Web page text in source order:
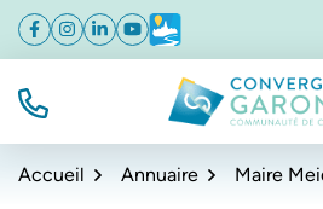
Aller
navigation
Aller
au
Aller
au
de
Facebook
(ouverture dans un nouvel onglet)
Instagram
(ouverture dans un nouvel onglet)
Linkedin
(ouverture dans un nouvel
YouTube
(ouverture dans un
Météo
(ouverture dans un
TÉL.
Accueil Annuaire Maire